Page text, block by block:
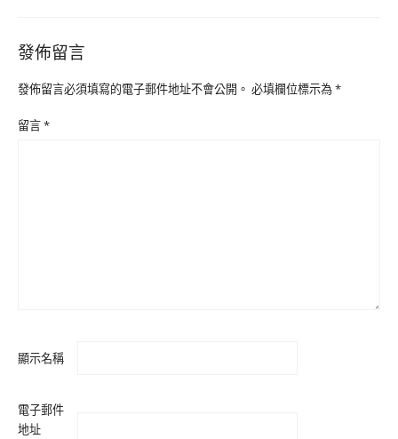
發佈留言
發佈留言必須填寫的電子郵件地址不會公開。 必填欄位標示為*
留言*
顯示名稱
電子郵件
地址